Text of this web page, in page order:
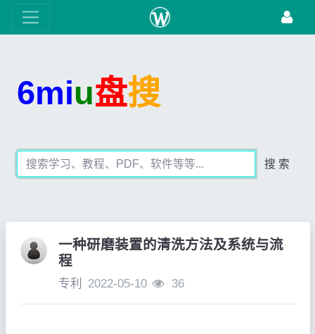
6miu盘搜
搜 索
一种研磨装置的清洗方法及系统与流
程
专利 2022-05-10 36